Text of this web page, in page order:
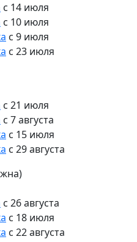
c 14 июля
c 10 июля
c 9 июля
c 23 июля
c 21 июля
c 7 августа
c 15 июля
c 29 августа
c 26 августа
c 18 июля
c 22 августа